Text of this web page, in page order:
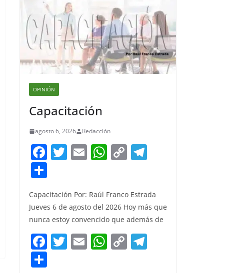
OPINIÓN
Capacitación
agosto 6, 2026 Redacción
F
e
b
o
o
T
er
E
l
W
s
A
p
p
C
y
Li
n
k
gr
a
h
ar
e
Capacitación Por: Raúl Franco Estrada
Jueves 6 de agosto del 2026 Hoy más que
nunca estoy convencido que además de
F T E W C